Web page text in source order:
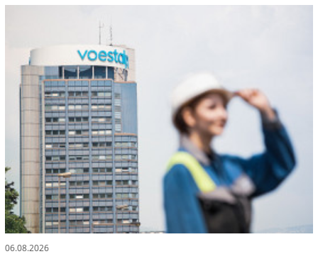
06.08.2026